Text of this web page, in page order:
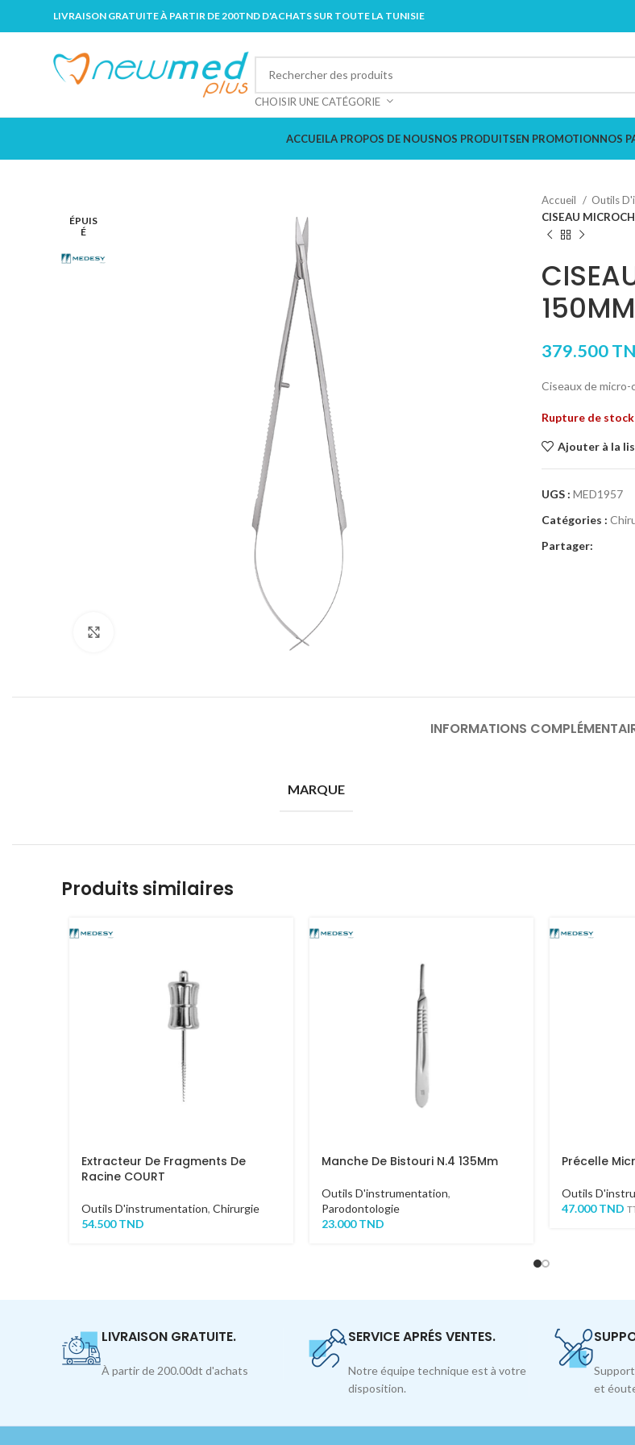
LIVRAISON GRATUITE À PARTIR DE 200TND D'ACHATS SUR TOUTE LA TUNISIE
CHOISIR UNE CATÉGORIE
ACCUEILA PROPOS DE NOUSNOS PRODUITSEN PROMOTIONNOS
ÉPUIS
É
Accueil Outils
CISEAU
150MM
379.500
Ciseaux de
Rupture de stock
Ajouter à la
UGS : MED1957
Catégories :
Partager:
INFORMATIONS
MARQUE
Produits similaires
Extracteur De Fragments De
Racine COURT
Outils D'instrumentation, Chirurgie
54.500TND
Manche De Bistouri N.4 135Mm
Outils D'instrumentation,
Parodontologie
23.000TND
Précelle
Outils
47.000TND
LIVRAISON GRATUITE.
À partir de 200.00dt d'achats
SERVICE APRÉS VENTES.
Notre équipe technique est à votre
disposition.
et